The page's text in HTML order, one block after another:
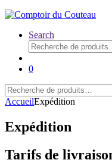
Search
Recherche
pour :
0
Recherche
pour :
AccueilExpédition
Expédition
Tarifs de